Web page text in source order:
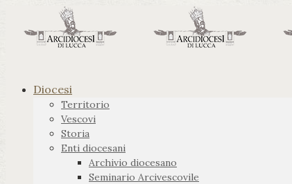
Diocesi
Territorio
Vescovi
Storia
Enti diocesani
Archivio diocesano
Seminario Arcivescovile